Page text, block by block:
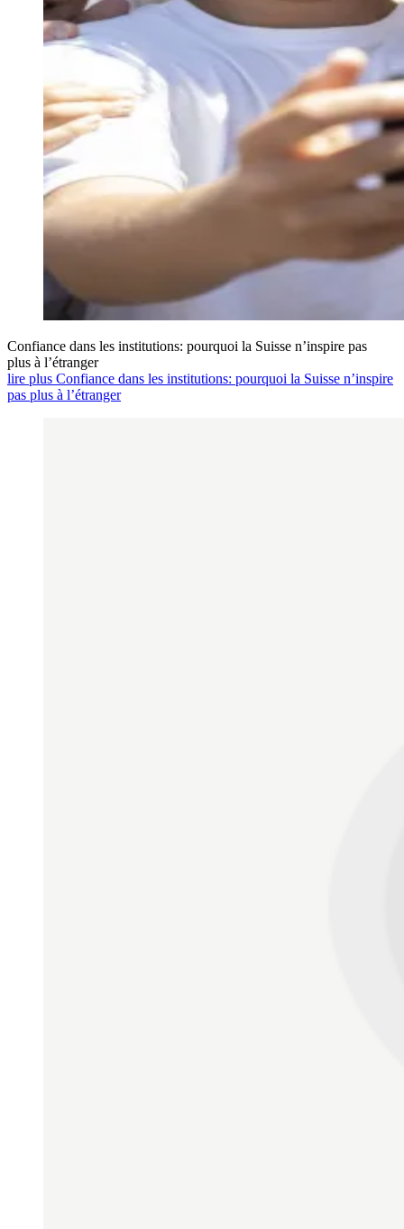
Confiance dans les institutions: pourquoi la Suisse n’inspire pas
plus à l’étranger
lire plus Confiance dans les institutions: pourquoi la Suisse n’inspire
pas plus à l’étranger